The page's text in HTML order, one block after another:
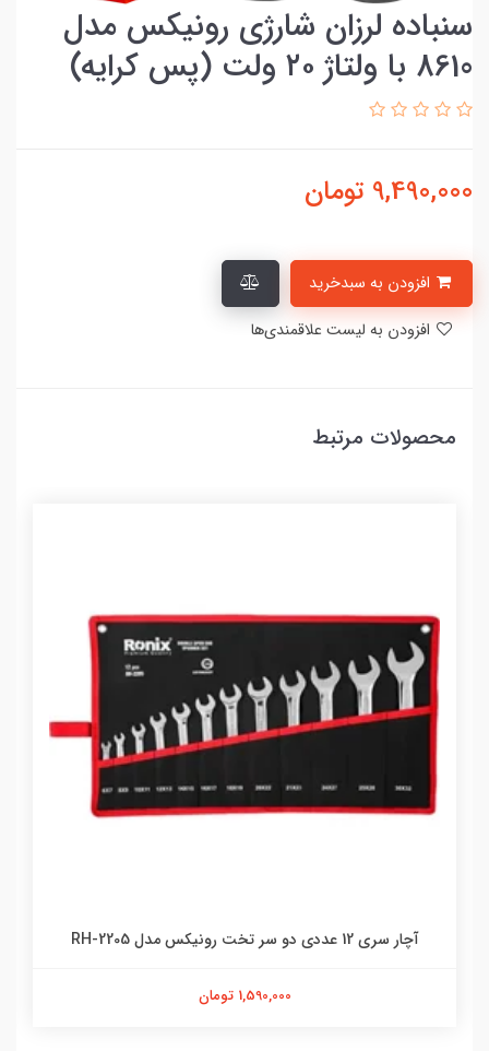
سنباده لرزان شارژی رونیکس مدل
8610 با ولتاژ ۲۰ ولت (پس کرایه)
9,490,000 تومان
محصولات مرتبط
آچار سری 12 عددی دو سر تخت رونیکس مدل RH-2205
1,590,000 تومان